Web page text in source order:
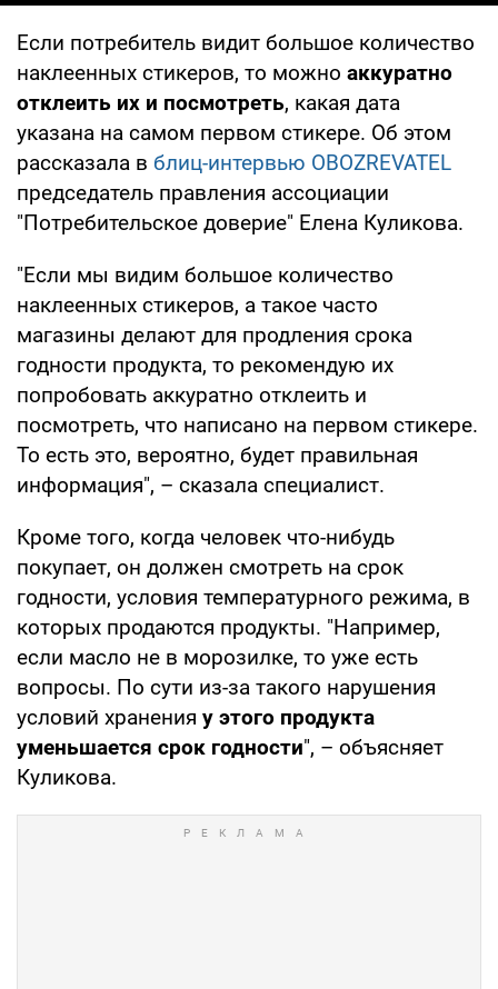
Если потребитель видит большое количество
наклеенных стикеров, то можно аккуратно
отклеить их и посмотреть, какая дата
указана на самом первом стикере. Об этом
рассказала в блиц-интервью OBOZREVATEL
председатель правления ассоциации
"Потребительское доверие" Елена Куликова.
"Если мы видим большое количество
наклеенных стикеров, а такое часто
магазины делают для продления срока
годности продукта, то рекомендую их
попробовать аккуратно отклеить и
посмотреть, что написано на первом стикере.
То есть это, вероятно, будет правильная
информация", – сказала специалист.
Кроме того, когда человек что-нибудь
покупает, он должен смотреть на срок
годности, условия температурного режима, в
которых продаются продукты. "Например,
если масло не в морозилке, то уже есть
вопросы. По сути из-за такого нарушения
условий хранения у этого продукта
уменьшается срок годности", – объясняет
Куликова.